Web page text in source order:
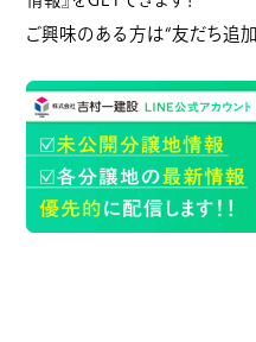
ご興味のある方は“友だち追